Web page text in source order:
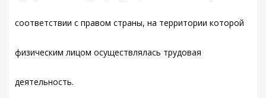
соответствии с правом страны, на территории которой
физическим лицом осуществлялась трудовая
деятельность.